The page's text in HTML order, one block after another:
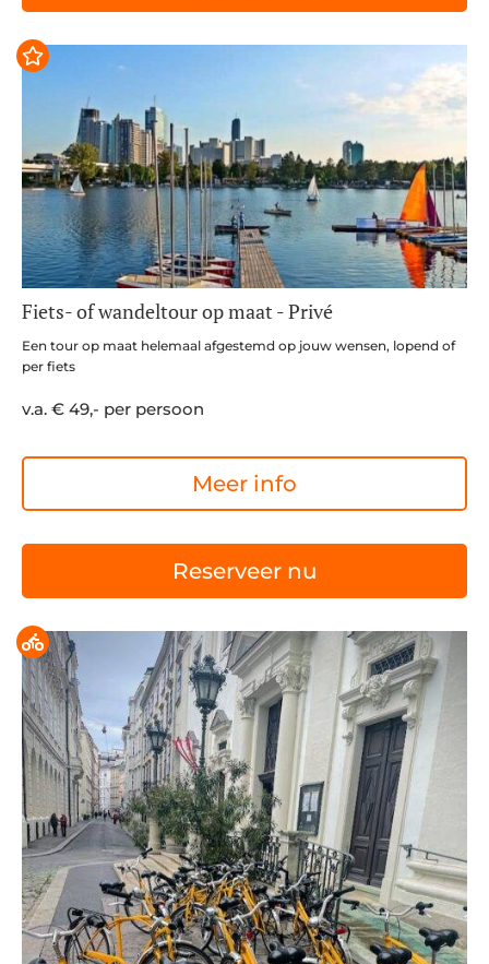
Fiets- of wandeltour op maat - Privé
Een tour op maat helemaal afgestemd op jouw wensen, lopend of
per fiets
v.a. € 49,- per persoon
Meer info
Reserveer nu